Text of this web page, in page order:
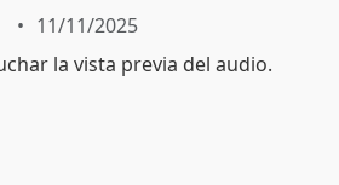
11/11/2025